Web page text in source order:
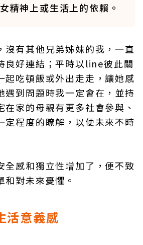
精神上或生活上的依賴。
沒有其他兄弟姊妹的我，一直
良好連結；平時以line彼此關
起吃頓飯或外出走走，讓她感
遇到問題時我一定會在，並持
在家的母親有更多社會參與、
定程度的瞭解，以便未來不時
全感和獨立性增加了，便不致
和對未來憂懼。
活意義感